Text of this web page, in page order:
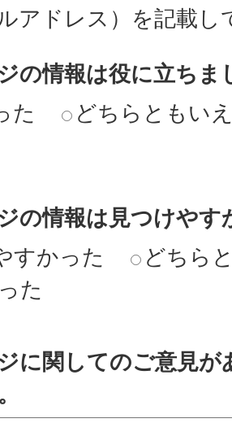
アドレス）を記載し
の情報は役に立ちま
た
どちらともい
の情報は見つけやす
すかった
どちら
た
に関してのご意見